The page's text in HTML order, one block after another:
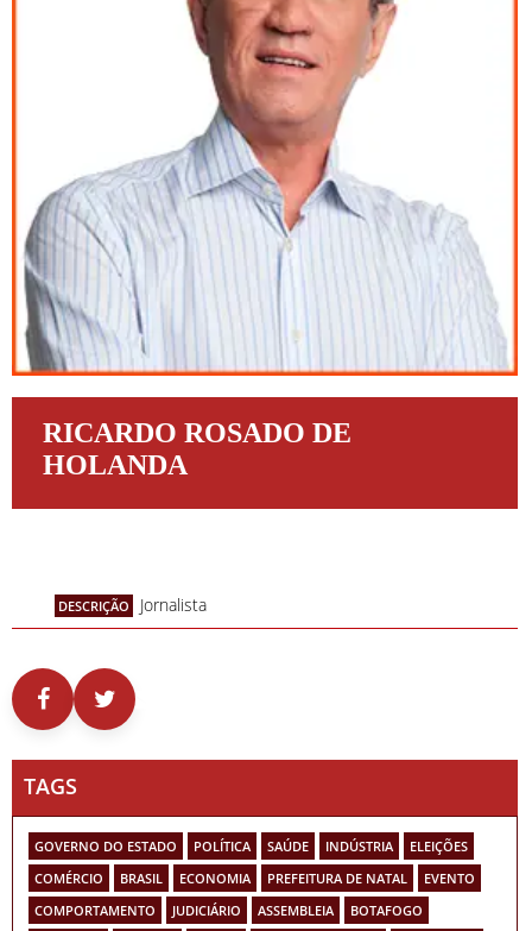
RICARDO ROSADO DE
HOLANDA
DESCRIÇÃO Jornalista
TAGS
GOVERNO DO ESTADO POLÍTICA SAÚDE INDÚSTRIA
ELEIÇÕES
COMÉRCIO
BRASIL ECONOMIA PREFEITURA DE NATAL
EVENTO
COMPORTAMENTO
JUDICIÁRIO ASSEMBLEIA
BOTAFOGO